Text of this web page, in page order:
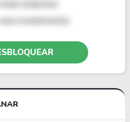
empresas
investimentos